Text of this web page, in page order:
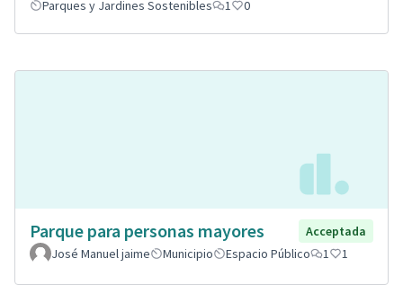
Parques y Jardines Sostenibles
1 0
Parque para personas mayores
Acceptada
José Manuel jaime
Municipio Espacio Público 1 1